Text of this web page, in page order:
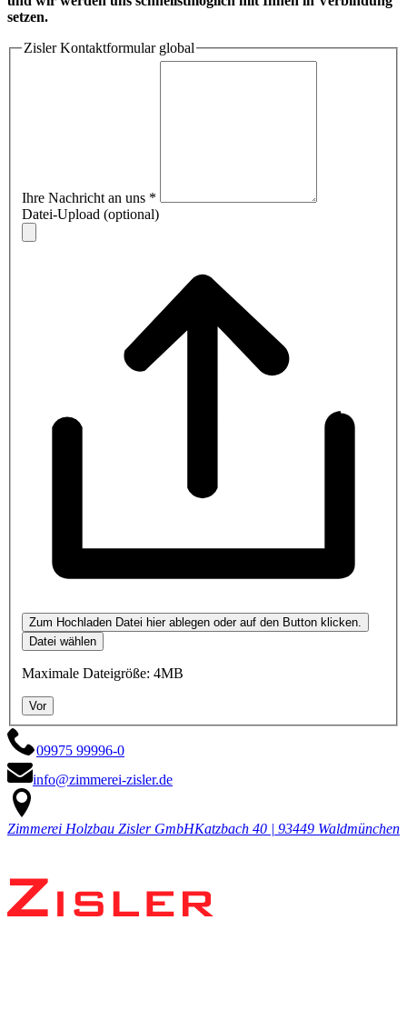
setzen.
Zisler Kontaktformular global
Ihre Nachricht an uns *
Datei-Upload (optional)
Zum Hochladen Datei hier ablegen oder auf den Button klicken.
Datei wählen
Maximale Dateigröße: 4MB
Vor
09975 99996-0
info@zimmerei-zisler.de
Zimmerei Holzbau Zisler GmbHKatzbach 40 | 93449 Waldmünchen